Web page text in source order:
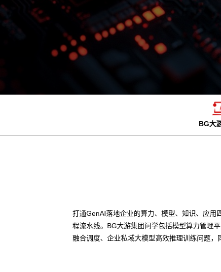
BG大
打通GenAI落地企业的算力、模型、知识、应
程流水线。BG大游集团问学包括模型算力管理
融合调度、企业私域大模型高效推理训练问题